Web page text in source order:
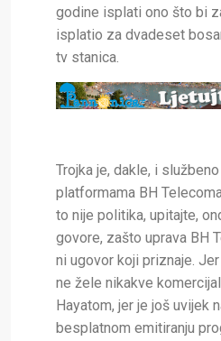
godine isplati ono što bi
isplatio za dvadeset
tv stanica.
Trojka je, dakle, i
platformama BH
to nije politika, upitajte,
govore, zašto uprava BH
ni ugovor koji priznaje.
ne žele nikakve
Hayatom, jer je još uvijek
besplatnom emitiranju